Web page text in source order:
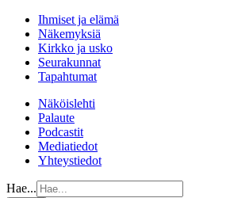
Ihmiset ja elämä
Näkemyksiä
Kirkko ja usko
Seurakunnat
Tapahtumat
Näköislehti
Palaute
Podcastit
Mediatiedot
Yhteystiedot
Hae...